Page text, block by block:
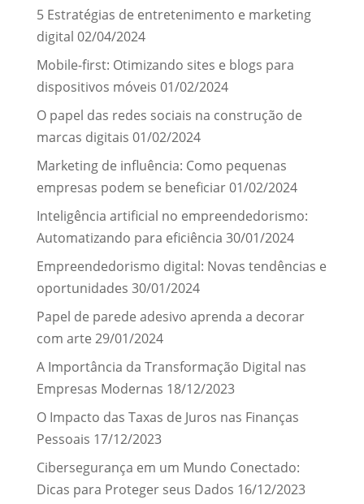
5 Estratégias de entretenimento e marketing
digital 02/04/2024
Mobile-first: Otimizando sites e blogs para
dispositivos móveis 01/02/2024
O papel das redes sociais na construção de
marcas digitais 01/02/2024
Marketing de influência: Como pequenas
empresas podem se beneficiar01/02/2024
Inteligência artificial no empreendedorismo:
Automatizando para eficiência 30/01/2024
Empreendedorismo digital: Novas tendências e
oportunidades 30/01/2024
Papel de parede adesivo aprenda a decorar
com arte 29/01/2024
A Importância da Transformação Digital nas
Empresas Modernas 18/12/2023
O Impacto das Taxas de Juros nas Finanças
Pessoais 17/12/2023
Cibersegurança em um Mundo Conectado:
Dicas para Proteger seus Dados 16/12/2023